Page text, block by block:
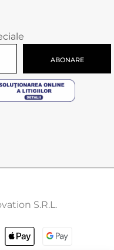
ABONARE
S.R.L.